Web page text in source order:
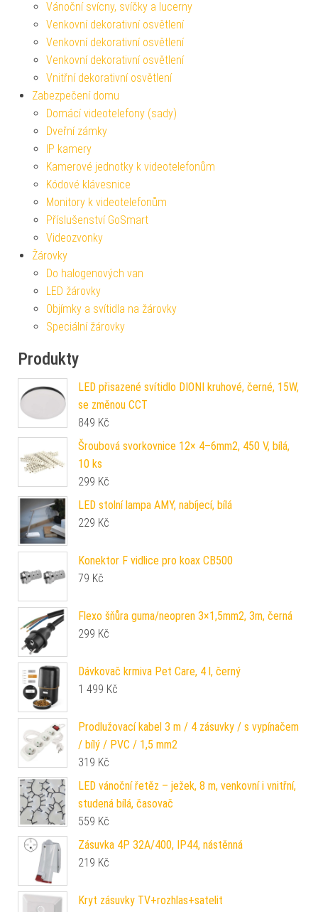
Vánoční svícny, svíčky a lucerny
Venkovní dekorativní osvětlení
Venkovní dekorativní osvětlení
Venkovní dekorativní osvětlení
Vnitřní dekorativní osvětlení
Zabezpečení domu
Domácí videotelefony (sady)
Dveřní zámky
IP kamery
Kamerové jednotky k videotelefonům
Kódové klávesnice
Monitory k videotelefonům
Příslušenství GoSmart
Videozvonky
Žárovky
Do halogenových van
LED žárovky
Objímky a svítidla na žárovky
Speciální žárovky
Produkty
LED přisazené svítidlo DIONI kruhové, černé, 15W,
se změnou CCT
849 Kč
Šroubová svorkovnice 12× 4–6mm2, 450 V, bílá,
10 ks
299 Kč
LED stolní lampa AMY, nabíjecí, bílá
229 Kč
Konektor F vidlice pro koax CB500
79 Kč
Flexo šňůra guma/neopren 3×1,5mm2, 3m, černá
299 Kč
Dávkovač krmiva Pet Care, 4 l, černý
1 499 Kč
Prodlužovací kabel 3 m / 4 zásuvky / s vypínačem
/ bílý / PVC / 1,5 mm2
319 Kč
LED vánoční řetěz – ježek, 8 m, venkovní i vnitřní,
studená bílá, časovač
559 Kč
Zásuvka 4P 32A/400, IP44, nástěnná
219 Kč
Kryt zásuvky TV+rozhlas+satelit